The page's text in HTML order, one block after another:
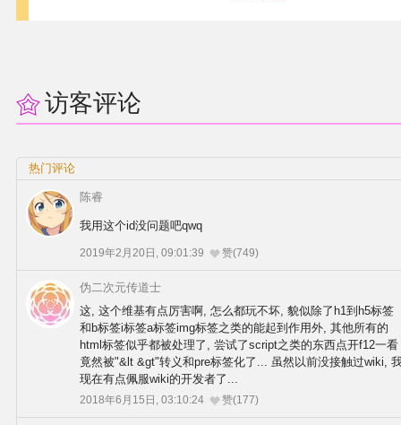
访客评论
热门评论
陈睿
我用这个id没问题吧qwq
2019年2月20日, 09:01:39 赞(749)
伪二次元传道士
这, 这个维基有点厉害啊, 怎么都玩不坏, 貌似除了h1到h5标签
和b标签i标签a标签img标签之类的能起到作用外, 其他所有的
html标签似乎都被处理了, 尝试了script之类的东西点开f12一看
竟然被"&lt &gt"转义和pre标签化了... 虽然以前没接触过wiki,
现在有点佩服wiki的开发者了...
2018年6月15日, 03:10:24 赞(177)
官方游戏
官方音乐
官方书籍
公式资料
东方相关活动